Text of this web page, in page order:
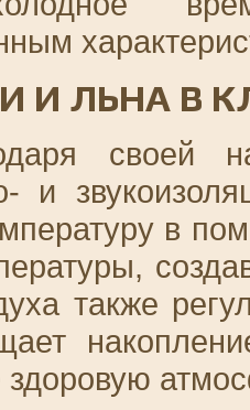
И ЛЬНА В
своей
и
в
также
здоровую